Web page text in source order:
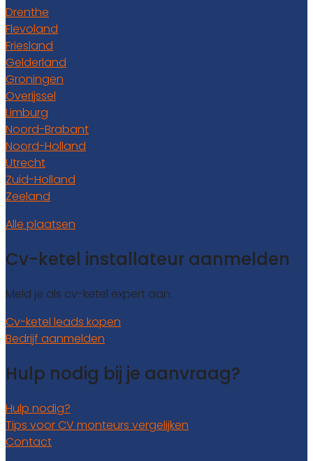
Drenthe
Flevoland
Friesland
Gelderland
Groningen
Overijssel
Limburg
Noord-Brabant
Noord-Holland
Utrecht
Zuid-Holland
Zeeland
Alle plaatsen
Cv-ketel installateur aanmelden
Meld je als cv-ketel expert aan.
Cv-ketel leads kopen
Bedrijf aanmelden
Hulp nodig bij je aanvraag?
Hulp nodig?
Tips voor CV monteurs vergelijken
Contact